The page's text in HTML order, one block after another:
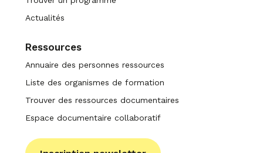
Actualités
Ressources
Annuaire des personnes ressources
Liste des organismes de formation
Trouver des ressources documentaires
Espace documentaire collaboratif